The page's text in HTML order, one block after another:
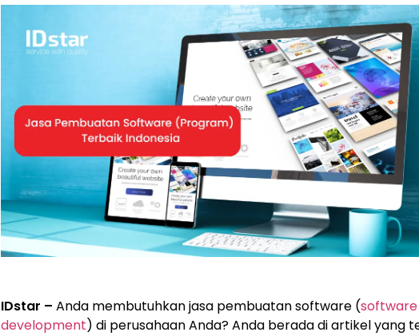
IDstar –Anda membutuhkan jasa pembuatan software (software
development) di perusahaan Anda? Anda berada di artikel yang